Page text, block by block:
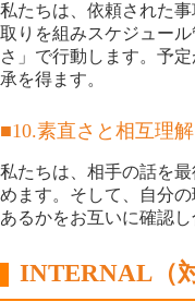
私たちは、依頼された
取りを組みスケジュー
さ」で行動します。予
承を得ます。
■10.素直さと相互理解
私たちは、相手の話を
めます。そして、自分
あるかをお互いに確認し
INTERNAL（